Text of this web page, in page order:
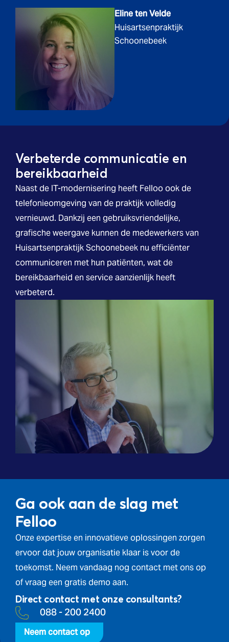
Eline ten Velde
Huisartsenpraktijk
Schoonebeek
Verbeterde communicatie en
bereikbaarheid
Naast de IT-modernisering heeft Felloo ook de
telefonieomgeving van de praktijk volledig
vernieuwd. Dankzij een gebruiksvriendelijke,
grafische weergave kunnen de medewerkers van
Huisartsenpraktijk Schoonebeek nu efficiënter
communiceren met hun patiënten, wat de
bereikbaarheid en service aanzienlijk heeft
verbeterd.
Ga ook aan de slag met
Felloo
Onze expertise en innovatieve oplossingen zorgen
ervoor dat jouw organisatie klaar is voor de
toekomst. Neem vandaag nog contact met ons op
of vraag een gratis demo aan.
Direct contact met onze consultants?
088 - 200 2400
Neem contact op